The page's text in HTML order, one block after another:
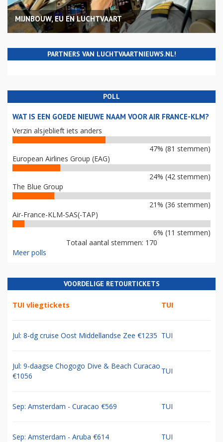
MIJNBOUW, EU EN LUCHTVAART
PARTNERS VAN LUCHTVAARTNIEUWS.NL!
POLL
WAT IS EEN GOEDE NIEUWE NAAM VOOR AIR FRANCE-KLM?
Verzin alsjeblieft iets anders
47% (81 stemmen)
European Airlines Group (EAG)
24% (42 stemmen)
The Blue Group
21% (36 stemmen)
Air-France-KLM-SAS(-TAP)
6% (11 stemmen)
Totaal aantal stemmen: 170
Meer polls
VOORDELIGE RETOURTICKETS
TUI vliegtickets TUI
Jul: 8-dg cruise Oost Middellandse Zee €1235 TUI
Jul: 9-daagse Chogogo Dive & Beach Curacao
€1056
TUI
Sep: Amsterdam - Curacao €569 TUI
Sep: Amsterdam - Aruba €614 TUI